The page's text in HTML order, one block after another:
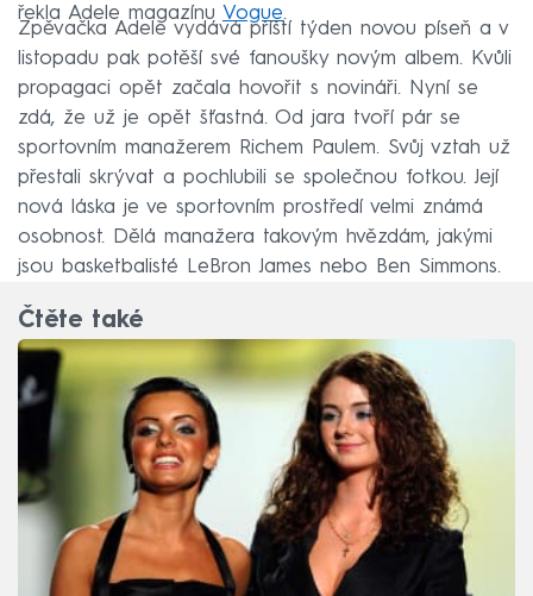
řekla Adele magazínu Vogue.
Zpěvačka Adele vydává příští týden novou píseň a v
listopadu pak potěší své fanoušky novým albem. Kvůli
propagaci opět začala hovořit s novináři. Nyní se
zdá, že už je opět šťastná. Od jara tvoří pár se
sportovním manažerem Richem Paulem. Svůj vztah už
přestali skrývat a pochlubili se společnou fotkou. Její
nová láska je ve sportovním prostředí velmi známá
osobnost. Dělá manažera takovým hvězdám, jakými
jsou basketbalisté LeBron James nebo Ben Simmons.
Čtěte také